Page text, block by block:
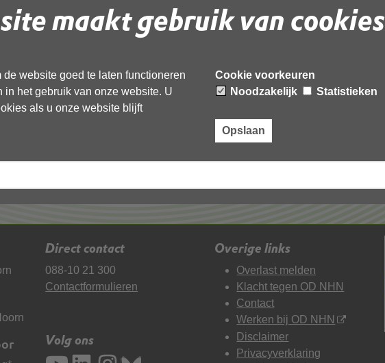
maakt gebruik van cookies
website goed te laten functioneren
in het gebruik van onze website. U
als u onze website blijft
Cookie voorkeuren
Noodzakelijk
Statistieken
Opslaan
om het document te downloaden.
Direct contact
088-10 21 300
Contactformulieren
Volg ons
Overige links
Overlast melden
Klacht tegen OD NHN
Contact
Werken bij OD NHN
Disclaimer
Privacyverklaring